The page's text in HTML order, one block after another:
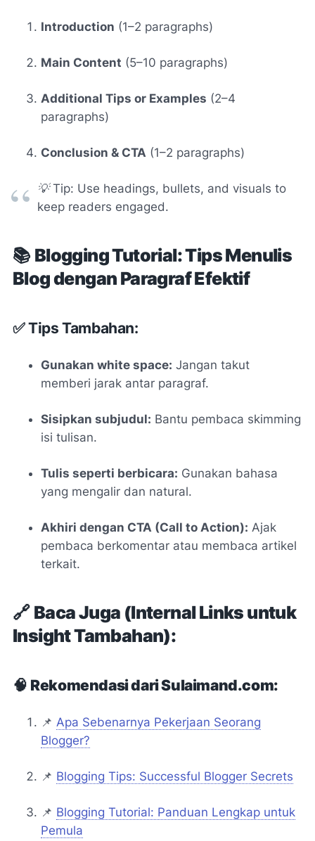
Introduction (1–2 paragraphs)
Main Content (5–10 paragraphs)
Additional Tips or Examples (2–4
paragraphs)
Conclusion & CTA (1–2 paragraphs)
💡Tip: Use headings, bullets, and visuals to
keep readers engaged.
📚 Blogging Tutorial: Tips Menulis
Blog dengan Paragraf Efektif
✅ Tips Tambahan:
Gunakan white space: Jangan takut
memberi jarak antar paragraf.
Sisipkan subjudul: Bantu pembaca skimming
isi tulisan.
Tulis seperti berbicara: Gunakan bahasa
yang mengalir dan natural.
Akhiri dengan CTA (Call to Action): Ajak
pembaca berkomentar atau membaca artikel
terkait.
🔗 Baca Juga (Internal Links untuk
Insight Tambahan):
🧠 Rekomendasi dari Sulaimand.com:
📌 Apa Sebenarnya Pekerjaan Seorang
Blogger?
📌 Blogging Tips: Successful Blogger Secrets
📌 Blogging Tutorial: Panduan Lengkap untuk
Pemula